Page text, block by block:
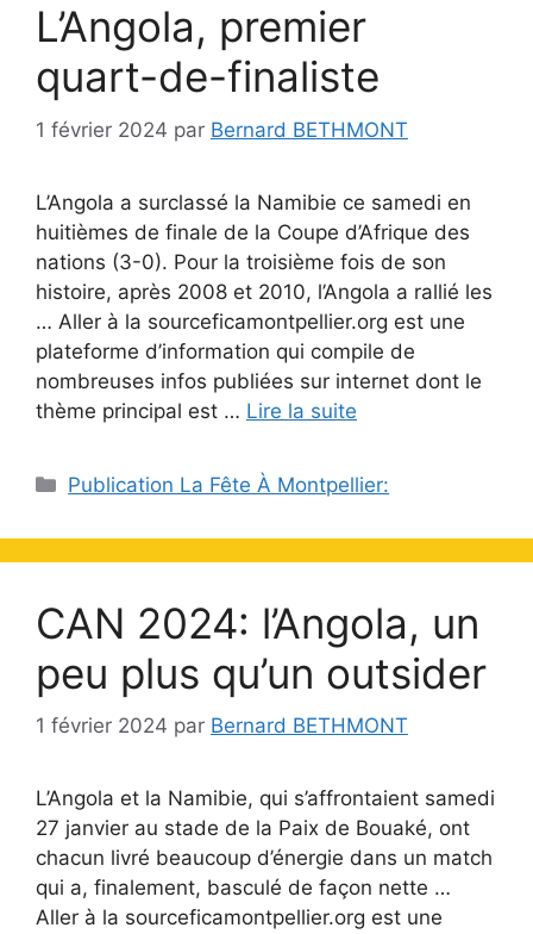
L’Angola, premier
quart-de-finaliste
1 février 2024 par Bernard BETHMONT
L’Angola a surclassé la Namibie ce samedi en
huitièmes de finale de la Coupe d’Afrique des
nations (3-0). Pour la troisième fois de son
histoire, après 2008 et 2010, l’Angola a rallié les
… Aller à la sourceficamontpellier.org est une
plateforme d’information qui compile de
nombreuses infos publiées sur internet dont le
thème principal est … Lire la suite
Catégories
Publication La Fête À Montpellier:
CAN 2024: l’Angola, un
peu plus qu’un outsider
1 février 2024 par Bernard BETHMONT
L’Angola et la Namibie, qui s’affrontaient samedi
27 janvier au stade de la Paix de Bouaké, ont
chacun livré beaucoup d’énergie dans un match
qui a, finalement, basculé de façon nette …
Aller à la sourceficamontpellier.org est une